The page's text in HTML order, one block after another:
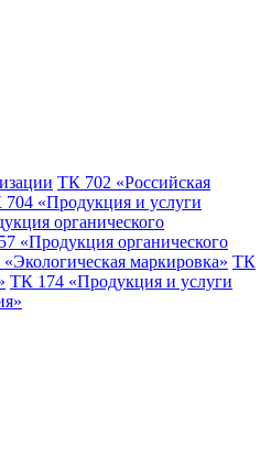
ТК 702 «Российская
«Продукция и услуги
органического
«Продукция органического
маркировка» ТК
ТК 174 «Продукция и услуги